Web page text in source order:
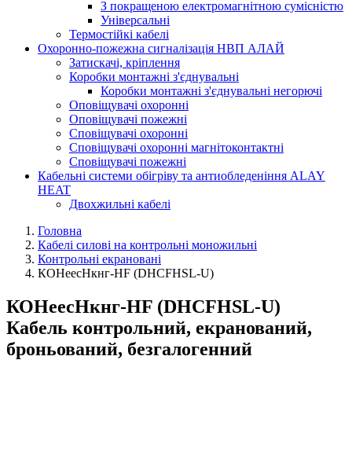
З покращеною електромагнітною сумісністю
Універсальні
Термостійкі кабелі
Охоронно-пожежна сигналізація НВП АЛАЙ
Затискачі, кріплення
Коробки монтажні з'єднувальні
Коробки монтажні з'єднувальні негорючі
Оповіщувачі охоронні
Оповіщувачі пожежні
Сповіщувачі охоронні
Сповіщувачі охоронні магнітоконтактні
Сповіщувачі пожежні
Кабельні системи обігріву та антиобледеніння ALAY
HEAT
Двохжильні кабелі
Головна
Кабелі силові на контрольні моножильні
Контрольні екрановані
КОHеесHкнг-HF (DHСFHSL-U)
КОHеесHкнг-HF (DHСFHSL-U)
Кабель контрольний, екранований,
броньований, безгалогенний